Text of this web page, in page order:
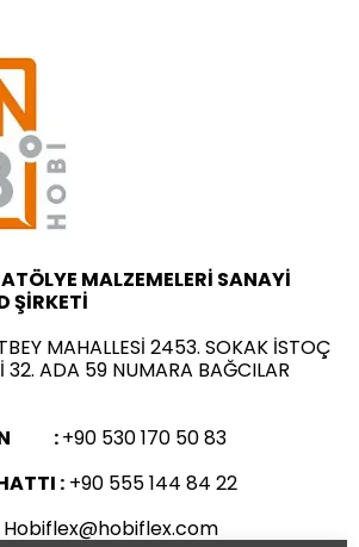
MALZEMELERİ SANAYİ
ŞİRKETİ
MAHALLESİ 2453. SOKAK İSTOÇ
32. ADA 59 NUMARA BAĞCILAR
:+90 530 170 50 83
: +90 555 144 84 22
Hobiflex@hobiflex.com